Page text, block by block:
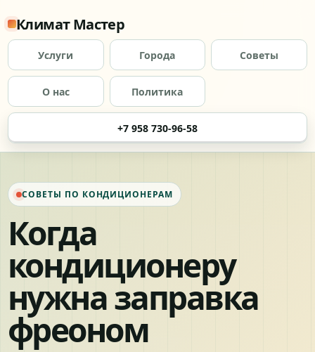
Климат Мастер
Услуги Города Советы
О нас Политика
+7 958 730-96-58
СОВЕТЫ ПО КОНДИЦИОНЕРАМ
Когда
кондиционеру
нужна заправка
фреоном